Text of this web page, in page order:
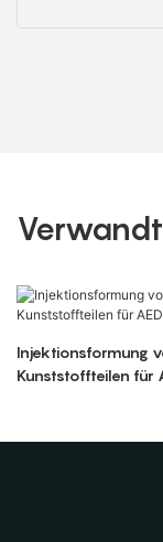
Injektionsformung
Kunststoffteilen für